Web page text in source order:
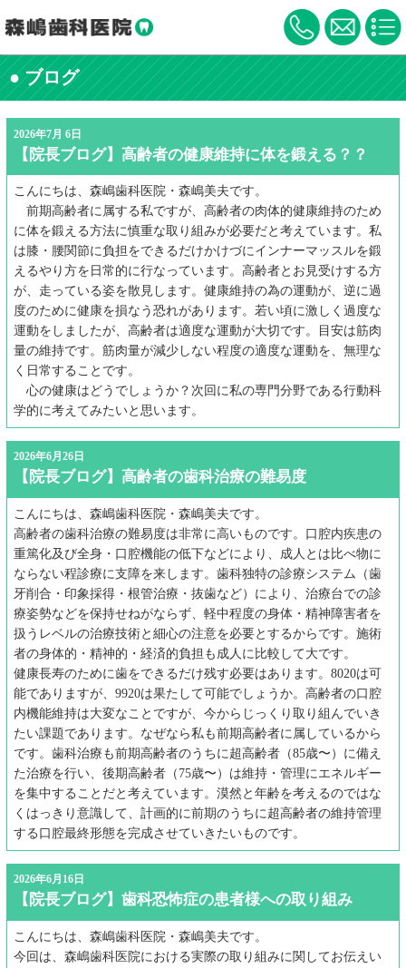
● ブログ
2026年7月 6日
【院長ブログ】高齢者の健康維持に体を鍛える？？
こんにちは、森嶋歯科医院・森嶋美夫です。
前期高齢者に属する私ですが、高齢者の肉体的健康維持のため
に体を鍛える方法に慎重な取り組みが必要だと考えています。私
は膝・腰関節に負担をできるだけかけづにインナーマッスルを鍛
えるやり方を日常的に行なっています。高齢者とお見受けする方
が、走っている姿を散見します。健康維持の為の運動が、逆に過
度のために健康を損なう恐れがあります。若い頃に激しく過度な
運動をしましたが、高齢者は適度な運動が大切です。目安は筋肉
量の維持です。筋肉量が減少しない程度の適度な運動を、無理な
く日常することです。
心の健康はどうでしょうか？次回に私の専門分野である行動科
学的に考えてみたいと思います。
2026年6月26日
【院長ブログ】高齢者の歯科治療の難易度
こんにちは、森嶋歯科医院・森嶋美夫です。
高齢者の歯科治療の難易度は非常に高いものです。口腔内疾患の
重篤化及び全身・口腔機能の低下などにより、成人とは比べ物に
ならない程診療に支障を来します。歯科独特の診療システム（歯
牙削合・印象採得・根管治療・抜歯など）により、治療台での診
療姿勢などを保持せねがならず、軽中程度の身体・精神障害者を
扱うレベルの治療技術と細心の注意を必要とするからです。施術
者の身体的・精神的・経済的負担も成人に比較して大です。
健康長寿のために歯をできるだけ残す必要はあります。8020は可
能でありますが、9920は果たして可能でしょうか。高齢者の口腔
内機能維持は大変なことですが、今からじっくり取り組んでいき
たい課題であります。なぜなら私も前期高齢者に属しているから
です。歯科治療も前期高齢者のうちに超高齢者（85歳〜）に備え
た治療を行い、後期高齢者（75歳〜）は維持・管理にエネルギー
を集中することだと考えています。漠然と年齢を考えるのではな
くはっきり意識して、計画的に前期のうちに超高齢者の維持管理
する口腔最終形態を完成させていきたいものです。
2026年6月16日
【院長ブログ】歯科恐怖症の患者様への取り組み
こんにちは、森嶋歯科医院・森嶋美夫です。
今回は、森嶋歯科医院における実際の取り組みに関してお伝えい